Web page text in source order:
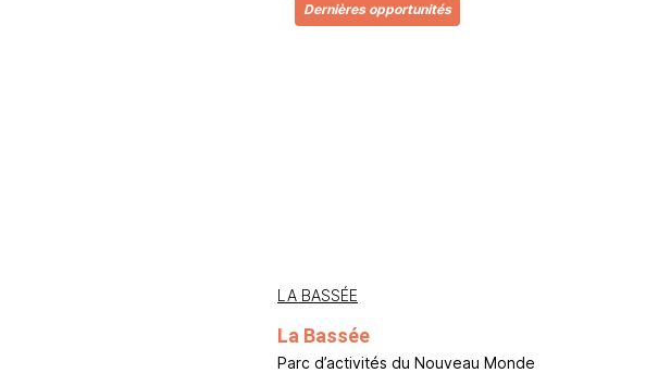
Dernières opportunités
LA BASSÉE
La Bassée
Parc d’activités du Nouveau Monde